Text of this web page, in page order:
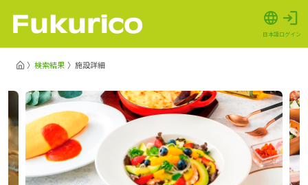
日本語ログイン
検索結果 施設詳細